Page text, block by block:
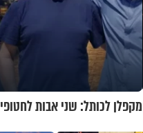
מקפלן לכותל: שני אבות